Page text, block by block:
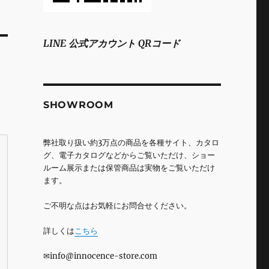
LINE 公式アカウント QRコード
SHOWROOM
弊社取り扱い約3万点の商品を各種サイト、カタロ
グ、電子カタログなどからご覧いただけ、ショー
ルーム展示または保管商品は実物をご覧いただけ
ます。
ご不明な点はお気軽にお問合せください。
詳しくはこちら
✉info@innocence-store.com